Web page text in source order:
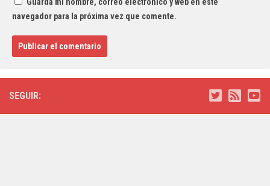
navegador para la próxima vez que comente.
SEGUIR: